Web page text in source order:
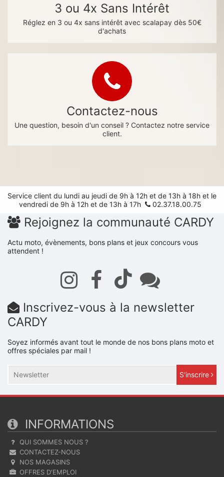
3 ou 4x Sans Intérêt
Réglez en 3 ou 4x sans intérêt avec scalapay dès 50€
d'achats
Contactez-nous
Une question, besoin d'un conseil ? Contactez notre service
client.
Service client du lundi au jeudi de 9h à 12h et de 13h à 18h et le
vendredi de 9h à 12h et de 13h à 17h
02.37.18.00.75
Rejoignez la communauté CARDY
Actu moto, évènements, bons plans et jeux concours vous
attendent !
Inscrivez-vous à la newsletter
CARDY
Soyez informés avant tout le monde de nos bons plans moto et
offres spéciales par mail !
S'inscrire
INFORMATIONS
QUI SOMMES NOUS ?
CONTACTEZ-NOUS
NOS MAGASINS
OFFRES D'EMPLOI